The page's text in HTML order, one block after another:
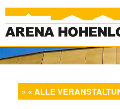
« ALLE